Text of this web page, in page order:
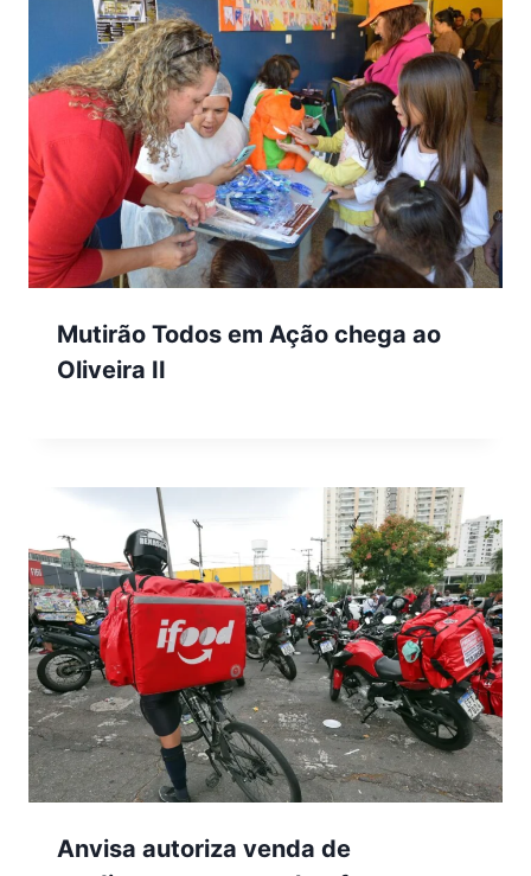
Mutirão Todos em Ação chega ao
Oliveira II
Anvisa autoriza venda de